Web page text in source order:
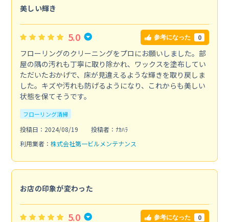
美しい輝き
5.0 参考になった 0
フローリングのクリーニングをプロにお願いしました。部
屋の隅の汚れも丁寧に取り除かれ、ワックスを塗布してい
ただいたおかげで、床が見違えるような輝きを取り戻しま
した。キズや汚れも防げるようになり、これからも美しい
状態を保てそうです。
フローリング清掃
投稿日：2024/08/19
投稿者：ﾅｶﾊﾗ
利用業者： 株式会社第一ビルメンテナンス
お店の印象が変わった
5.0 参考になった 0